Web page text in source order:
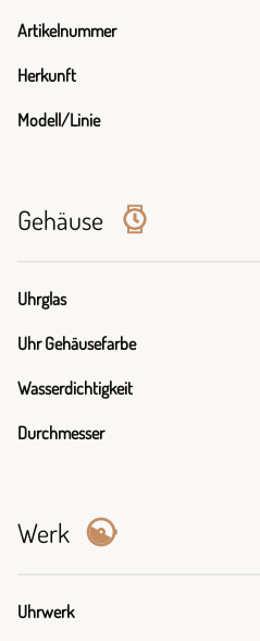
Artikelnummer
Herkunft
Modell/Linie
Gehäuse
Uhrglas
Uhr Gehäusefarbe
Wasserdichtigkeit
Durchmesser
Werk
Uhrwerk